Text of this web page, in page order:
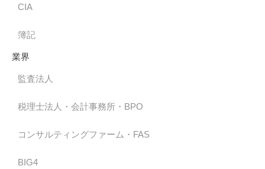
CIA
簿記
業界
監査法人
税理士法人・会計事務所・BPO
コンサルティングファーム・FAS
BIG4